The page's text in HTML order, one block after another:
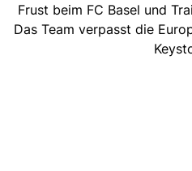
Frust beim FC Basel und
Das Team verpasst die